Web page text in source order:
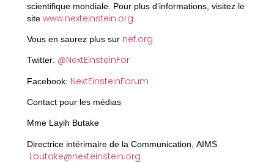
scientifique mondiale. Pour plus d’informations, visitez le
site www.nexteinstein.org
Vous en saurez plus sur nef.org
Twitter: @NextEinsteinFor
Facebook: NextEinsteinForum
Contact pour les médias
Mme Layih Butake
Directrice intérimaire de la Communication, AIMS
Lbutake@nexteinstein.org